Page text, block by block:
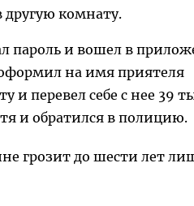
другую комнату.
пароль и вошел в
на имя приятеля
и перевел себе с нее 39
и обратился в полицию.
грозит до шести лет